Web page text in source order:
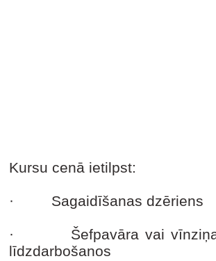
Kursu cenā ietilpst:
· Sagaidīšanas dzēriens
· Šefpavāra vai vīnziņa
līdzdarbošanos